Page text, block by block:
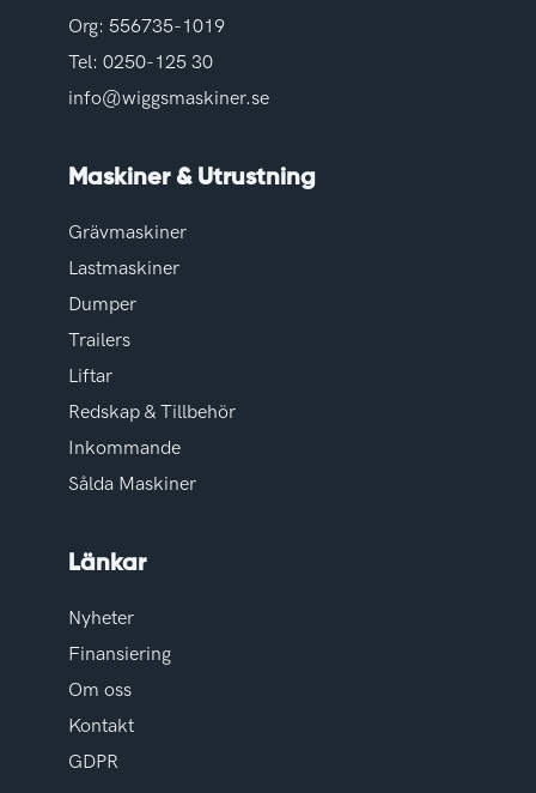
Org: 556735-1019
Tel: 0250-125 30
info@wiggsmaskiner.se
Maskiner & Utrustning
Grävmaskiner
Lastmaskiner
Dumper
Trailers
Liftar
Redskap & Tillbehör
Inkommande
Sålda Maskiner
Länkar
Nyheter
Finansiering
Om oss
Kontakt
GDPR